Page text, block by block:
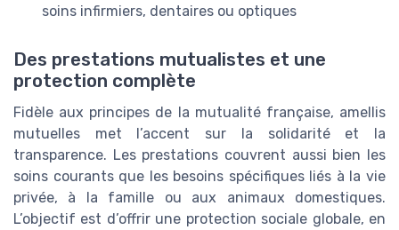
soins infirmiers, dentaires ou optiques
Des prestations mutualistes et une
protection complète
Fidèle aux principes de la mutualité française, amellis
mutuelles met l’accent sur la solidarité et la
transparence. Les prestations couvrent aussi bien les
soins courants que les besoins spécifiques liés à la vie
privée, à la famille ou aux animaux domestiques.
L’objectif est d’offrir une protection sociale globale, en